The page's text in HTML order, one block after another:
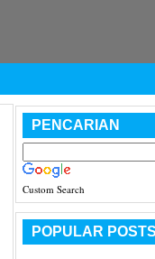
PENCARIAN
Custom Search
POPULAR POSTS